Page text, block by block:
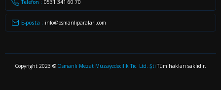
Telefon : 0531 341 60 70
E-posta : info@osmanliparalari.com
Copyright 2023 © Osmanlı Mezat Müzayedecilik Tic. Ltd. Şti Tüm hakları saklıdır.